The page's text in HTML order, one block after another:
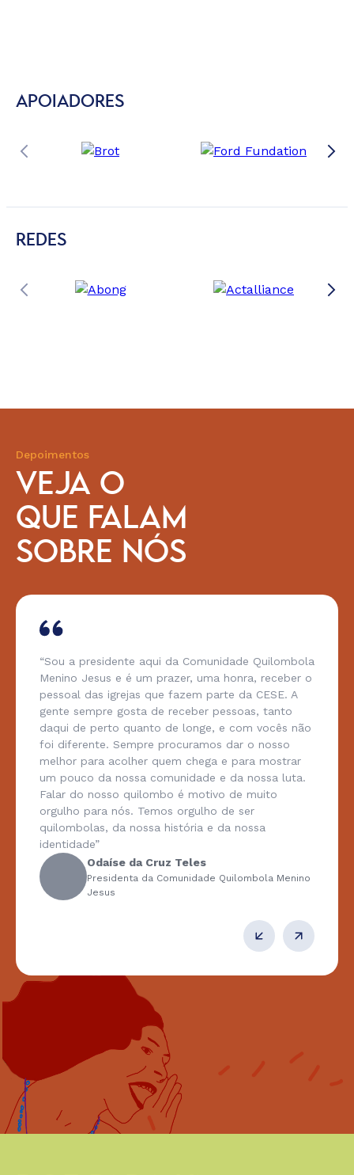
APOIADORES
REDES
Depoimentos
VEJA O
QUE FALAM
SOBRE NÓS
“Sou a presidente aqui da Comunidade Quilombola
Menino Jesus e é um prazer, uma honra, receber o
pessoal das igrejas que fazem parte da CESE. A
gente sempre gosta de receber pessoas, tanto
daqui de perto quanto de longe, e com vocês não
foi diferente. Sempre procuramos dar o nosso
melhor para acolher quem chega e para mostrar
um pouco da nossa comunidade e da nossa luta.
Falar do nosso quilombo é motivo de muito
orgulho para nós. Temos orgulho de ser
quilombolas, da nossa história e da nossa
identidade”
Odaíse da Cruz Teles
Presidenta da Comunidade Quilombola Menino
Jesus